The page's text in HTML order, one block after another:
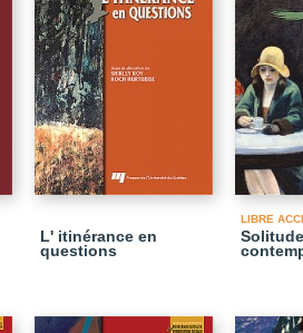
L' itinérance en
questions
LIBRE